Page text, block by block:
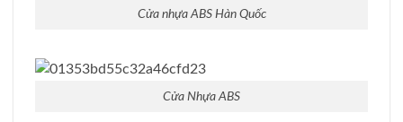
Cửa nhựa ABS Hàn Quốc
Cửa Nhựa ABS